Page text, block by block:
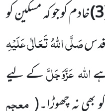
خادم کو جو کہ مسکین کو
صَلَّی اللّٰہُ تَعَالٰی عَلَیْہِ
اللّٰہعَزَّوَجَلَّکے لیے
نہ چھوڑا۔( معجم